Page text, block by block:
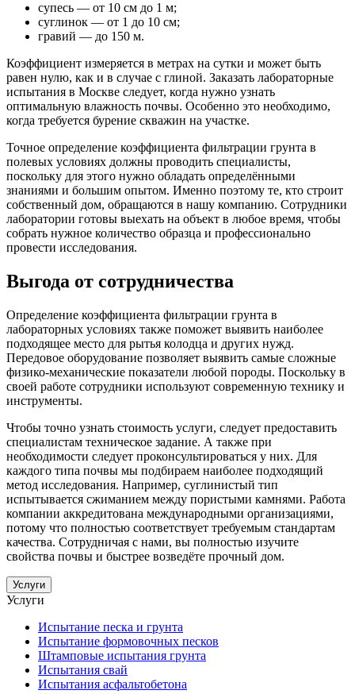
супесь — от 10 см до 1 м;
суглинок — от 1 до 10 см;
гравий — до 150 м.
Коэффициент измеряется в метрах на сутки и может быть
равен нулю, как и в случае с глиной. Заказать лабораторные
испытания в Москве следует, когда нужно узнать
оптимальную влажность почвы. Особенно это необходимо,
когда требуется бурение скважин на участке.
Точное определение коэффициента фильтрации грунта в
полевых условиях должны проводить специалисты,
поскольку для этого нужно обладать определёнными
знаниями и большим опытом. Именно поэтому те, кто строит
собственный дом, обращаются в нашу компанию. Сотрудники
лаборатории готовы выехать на объект в любое время, чтобы
собрать нужное количество образца и профессионально
провести исследования.
Выгода от сотрудничества
Определение коэффициента фильтрации грунта в
лабораторных условиях также поможет выявить наиболее
подходящее место для рытья колодца и других нужд.
Передовое оборудование позволяет выявить самые сложные
физико-механические показатели любой породы. Поскольку в
своей работе сотрудники используют современную технику и
инструменты.
Чтобы точно узнать стоимость услуги, следует предоставить
специалистам техническое задание. А также при
необходимости следует проконсультироваться у них. Для
каждого типа почвы мы подбираем наиболее подходящий
метод исследования. Например, суглинистый тип
испытывается сжиманием между пористыми камнями. Работа
компании аккредитована международными организациями,
потому что полностью соответствует требуемым стандартам
качества. Сотрудничая с нами, вы полностью изучите
свойства почвы и быстрее возведёте прочный дом.
Услуги
Услуги
Испытание песка и грунта
Испытание формовочных песков
Штамповые испытания грунта
Испытания свай
Испытания асфальтобетона